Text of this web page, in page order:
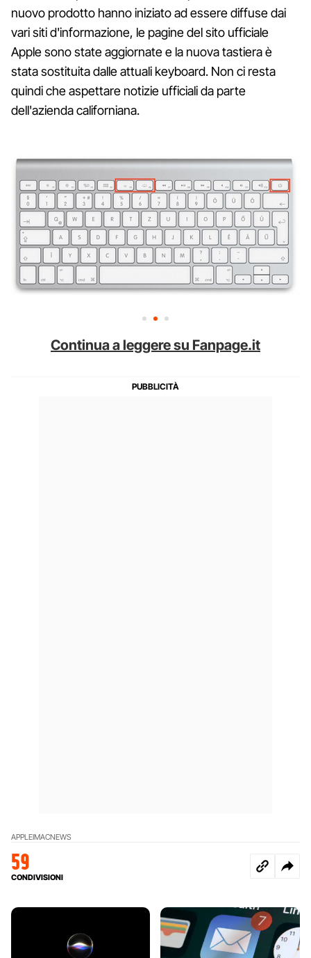
nuovo prodotto hanno iniziato ad essere diffuse dai
vari siti d'informazione, le pagine del sito ufficiale
Apple sono state aggiornate e la nuova tastiera è
stata sostituita dalle attuali keyboard. Non ci resta
quindi che aspettare notizie ufficiali da parte
dell'azienda californiana.
Continua a leggere su Fanpage.it
APPLEIMACNEWS
59
CONDIVISIONI